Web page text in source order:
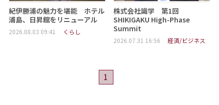
紀伊勝浦の魅力を堪能 ホテル
浦島、日昇館をリニューアル
2026.08.03 09:41 くらし
株式会社識学 第1回
SHIKIGAKU High-Phase
Summit
2026.07.31 16:56 経済/ビジネス
1